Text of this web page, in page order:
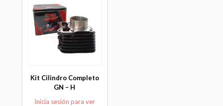
Kit Cilindro Completo
GN – H
Inicia sesión para ver